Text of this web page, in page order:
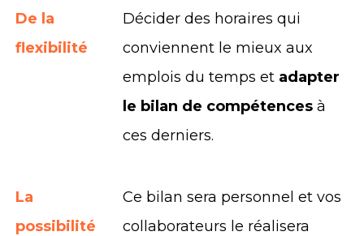
De la
flexibilité
Décider des horaires qui
conviennent le mieux aux
emplois du temps et adapter
le bilan de compétences à
ces derniers.
La
possibilité
Ce bilan sera personnel et vos
collaborateurs le réalisera